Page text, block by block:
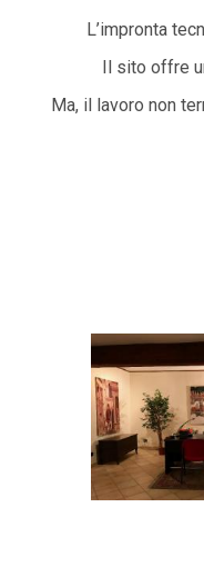
L’impronta
Il sito offre
Ma, il lavoro non